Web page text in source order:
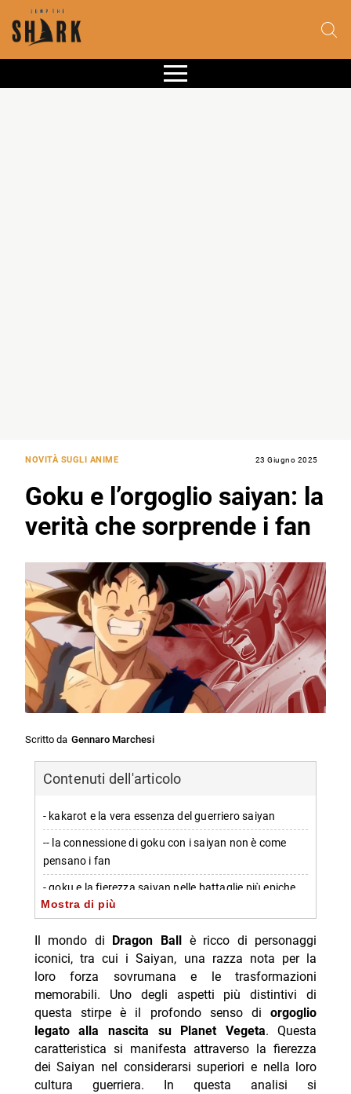
NOVITÀ SUGLI ANIME 23 Giugno 2025
Goku e l’orgoglio saiyan: la
verità che sorprende i fan
Scritto da Gennaro Marchesi
Contenuti dell'articolo
- kakarot e la vera essenza del guerriero saiyan
-- la connessione di goku con i saiyan non è come
pensano i fan
- goku e la fierezza saiyan nelle battaglie più epiche
-- l’orgoglio del hero non si risparmia contro ai villain
arroganti
- il orgoglio saianche di goku e le mani forti del suo
carattere
- gli errori di goku causati dal suo orgoglio
-- quando l’ego diventa un problema per il guerriero
- l’eredità saianche-di-goku lo rende un personaggio
unico
Mostra di più
Il mondo di Dragon Ball è ricco di personaggi
iconici, tra cui i Saiyan, una razza nota per la
loro forza sovrumana e le trasformazioni
memorabili. Uno degli aspetti più distintivi di
questa stirpe è il profondo senso diorgoglio
legato alla nascita su Planet Vegeta. Questa
caratteristica si manifesta attraverso la fierezza
dei Saiyan nel considerarsi superiori e nella loro
cultura guerriera. In questa analisi si